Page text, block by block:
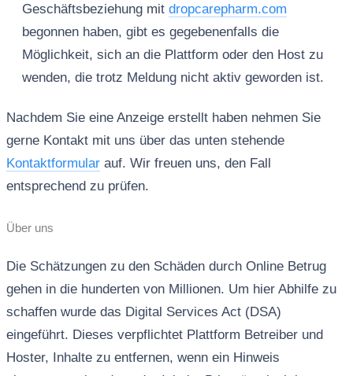
Geschäftsbeziehung mit dropcarepharm.com
begonnen haben, gibt es gegebenenfalls die
Möglichkeit, sich an die Plattform oder den Host zu
wenden, die trotz Meldung nicht aktiv geworden ist.
Nachdem Sie eine Anzeige erstellt haben nehmen Sie
gerne Kontakt mit uns über das unten stehende
Kontaktformularauf. Wir freuen uns, den Fall
entsprechend zu prüfen.
Über uns
Die Schätzungen zu den Schäden durch Online Betrug
gehen in die hunderten von Millionen. Um hier Abhilfe zu
schaffen wurde das Digital Services Act (DSA)
eingeführt. Dieses verpflichtet Plattform Betreiber und
Hoster, Inhalte zu entfernen, wenn ein Hinweis